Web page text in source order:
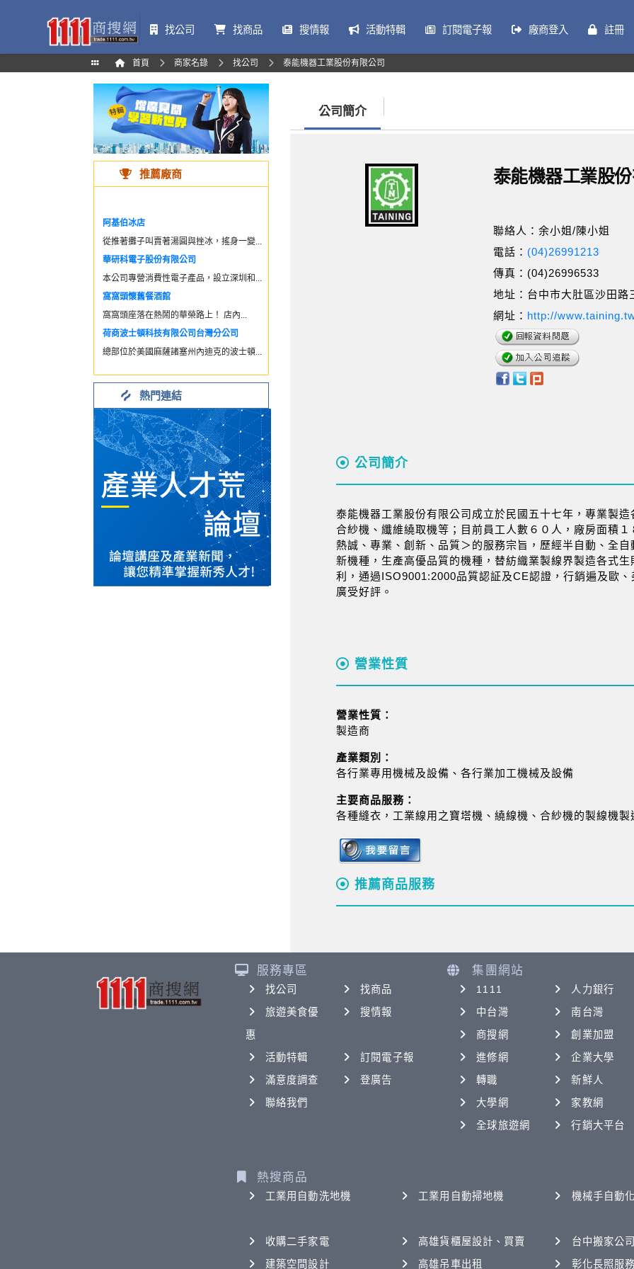
找公司 找商品 搜情報 活動特輯 訂閱電子報 廠商登入 註冊
首頁 商家名錄 找公司 泰能機器工業股份有限公司
推薦廠商
阿基伯冰店
從推著攤子叫賣著湯圓與挫冰，搖身一變...
華研科電子股份有限公司
本公司專營消費性電子產品，設立深圳和...
窩窩頭懷舊餐酒館
窩窩頭座落在熱鬧的華榮路上！ 店內...
荷商波士頓科技有限公司台灣分公司
總部位於美國麻薩諸塞州內迪克的波士頓...
熱門連結
公司簡介
泰能機器工業股
聯絡人：余小姐/陳小姐
電話： (04)26991213
傳真：(04)26996533
地址：台中市大肚區沙田
網址： http://
公司簡介
泰能機器工業股份有限公司成立於民國五十七年，專業製
合紗機、纖維繞取機等；目前員工人數６０人，廠房面積
熱誠、專業、創新、品質＞的服務宗旨，歷經半自動、全
新機種，生產高優品質的機種，替紡織業製線界製造各式
利，通過ISO9001:2000品質認証及CE認證，行銷遍及歐
廣受好評。
營業性質
營業性質：
製造商
產業類別：
各行業專用機械及設備、各行業加工機械及設備
主要商品服務：
各種縫衣，工業線用之寶塔機、繞線機、合紗機的製線機製
推薦商品服務
服務專區
找公司
找商品
旅遊美食優
惠
搜情報
活動特輯
訂閱電子報
滿意度調查
登廣告
聯絡我們
集團網站
1111
人力銀行
中台灣
南台灣
商搜網
創業加盟
進修網
企業大學
轉職
新鮮人
大學網
家教網
全球旅遊網
行銷大平台
熱搜商品
工業用自動洗地機 工業用自動掃地機 機械手自動
收購二手家電 高雄貨櫃屋設計、買賣
台中搬家公
建築空間設計
高雄吊車出租 彰化長照服